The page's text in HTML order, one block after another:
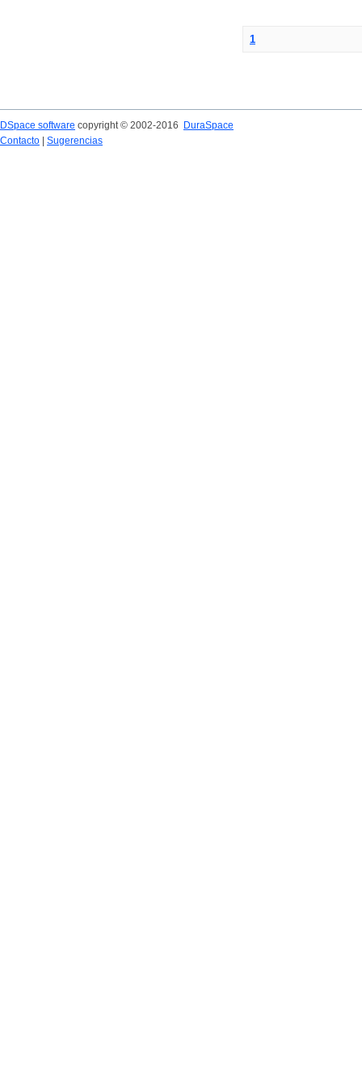
1
DSpace software copyright © 2002-2016
DuraSpace
Contacto
Sugerencias